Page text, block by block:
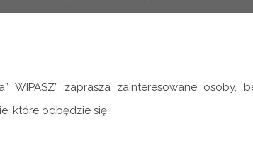
WIPASZ” zaprasza zainteresowane osoby,
które odbędzie się :